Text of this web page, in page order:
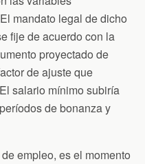
mandato legal de dicho
fije de acuerdo con la
proyectado de
de ajuste que
salario mínimo subiría
de bonanza y
empleo, es el momento